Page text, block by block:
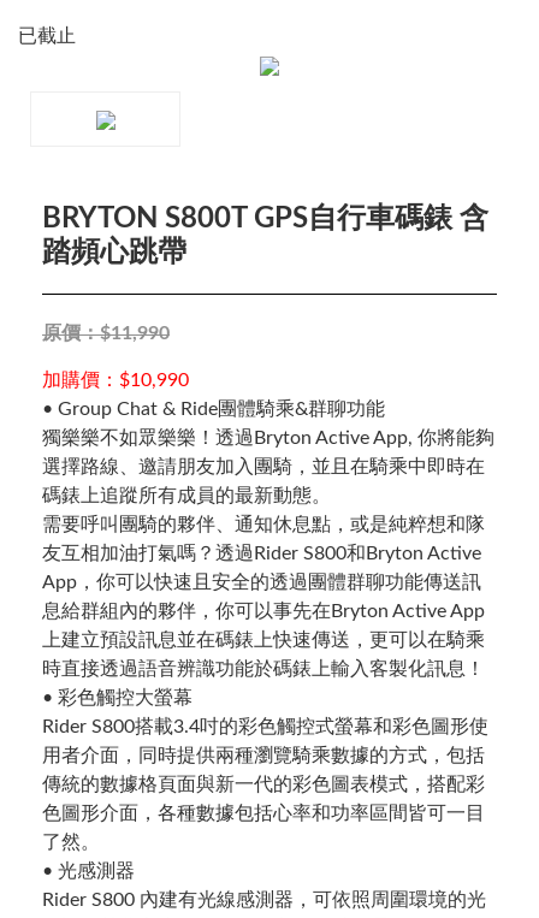
已截止
BRYTON S800T GPS自行車碼錶 含
踏頻心跳帶
原價：$11,990
加購價：$10,990
• Group Chat & Ride團體騎乘&群聊功能
獨樂樂不如眾樂樂！透過Bryton Active App, 你將能夠
選擇路線、邀請朋友加入團騎，並且在騎乘中即時在
碼錶上追蹤所有成員的最新動態。
需要呼叫團騎的夥伴、通知休息點，或是純粹想和隊
友互相加油打氣嗎？透過Rider S800和Bryton Active
App，你可以快速且安全的透過團體群聊功能傳送訊
息給群組內的夥伴，你可以事先在Bryton Active App
上建立預設訊息並在碼錶上快速傳送，更可以在騎乘
時直接透過語音辨識功能於碼錶上輸入客製化訊息！
• 彩色觸控大螢幕
Rider S800搭載3.4吋的彩色觸控式螢幕和彩色圖形使
用者介面，同時提供兩種瀏覽騎乘數據的方式，包括
傳統的數據格頁面與新一代的彩色圖表模式，搭配彩
色圖形介面，各種數據包括心率和功率區間皆可一目
了然。
• 光感測器
Rider S800 內建有光線感測器，可依照周圍環境的光
Close